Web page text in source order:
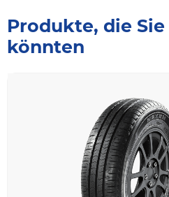
Produkte, die
könnten